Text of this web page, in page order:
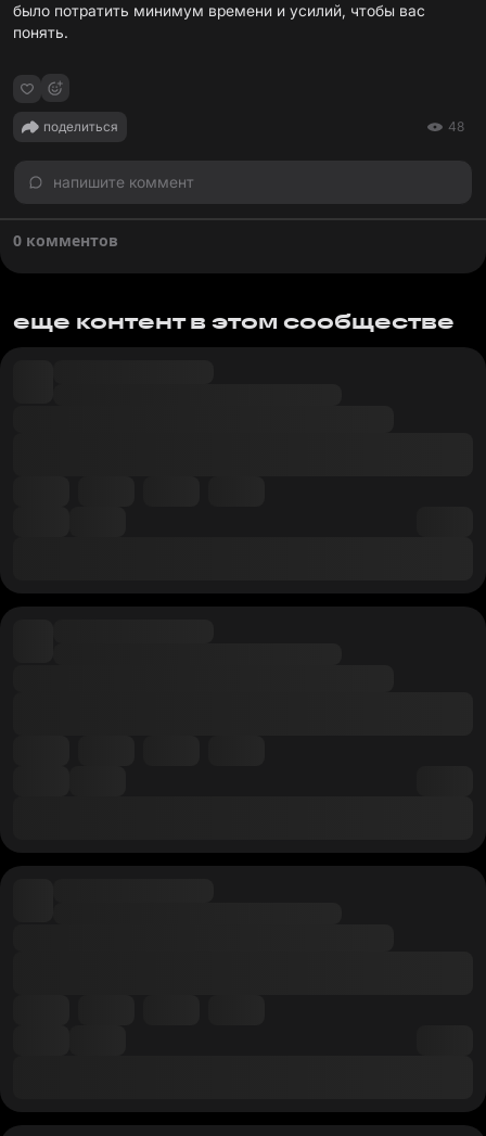
было потратить минимум времени и усилий, чтобы вас
понять.
поделиться 48
напишите коммент
0 комментов
еще контент в этом сообществе